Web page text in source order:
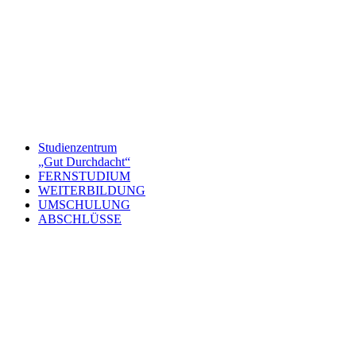
Studienzentrum
„Gut Durchdacht“
FERNSTUDIUM
WEITERBILDUNG
UMSCHULUNG
ABSCHLÜSSE